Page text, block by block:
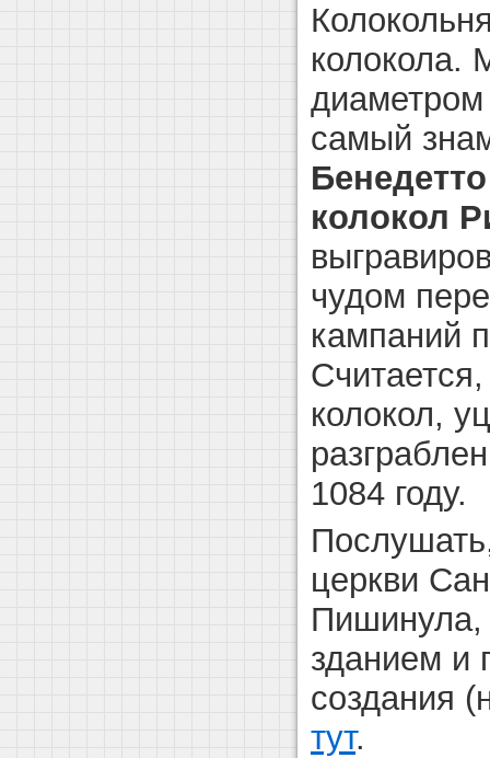
колокола.
диаметром
самый
Бенедетто
колокол
чудом
кампаний
колокол,
1084 году.
церкви
Пишинула,
зданием и
создания
тут.